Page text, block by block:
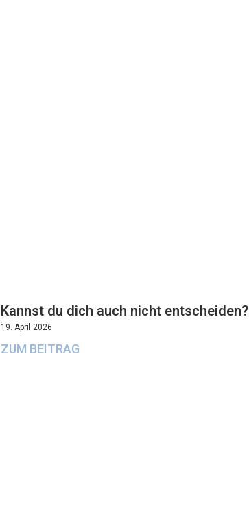
Kannst du dich auch nicht entscheiden?
19. April 2026
ZUM BEITRAG